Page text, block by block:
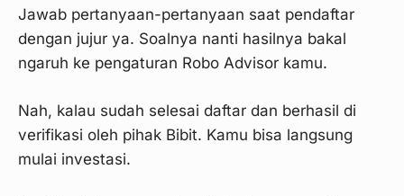
Jawab pertanyaan-pertanyaan saat pendaftar
dengan jujur ya. Soalnya nanti hasilnya bakal
ngaruh ke pengaturan Robo Advisor kamu.
Nah, kalau sudah selesai daftar dan berhasil di
verifikasi oleh pihak Bibit. Kamu bisa langsung
mulai investasi.